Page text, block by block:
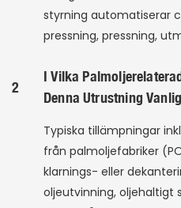
styrning automatiserar
pressning, pressning,
2
I Vilka
Denna Utrustning
Typiska tillämpningar
från palmoljefabriker
klarnings- eller
oljeutvinning, oljehaltigt